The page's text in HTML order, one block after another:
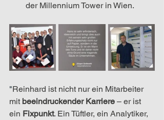
der Millennium Tower in Wien.
"Reinhard ist nicht nur ein Mitarbeiter
mit beeindruckender Karriere – er ist
ein Fixpunkt. Ein Tüftler, ein Analytiker,